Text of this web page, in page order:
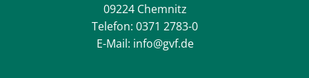
09224 Chemnitz
Telefon: 0371 2783-0
E-Mail: info@gvf.de